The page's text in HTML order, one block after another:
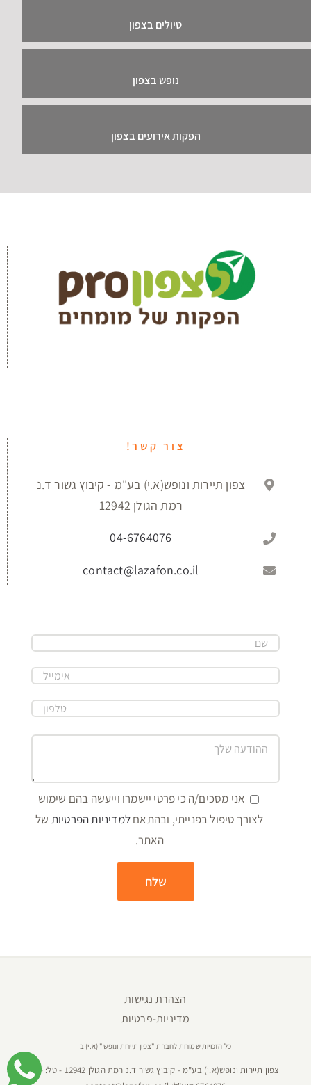
טיולים בצפון
נופש בצפון
הפקות אירועים בצפון
צור קשר!
צפון תיירות ונופש(א.י) בע"מ - קיבוץ גשור ד.נ
רמת הגולן 12942
04-6764076
contact@lazafon.co.il
אני מסכים/ה כי פרטי יישמרו וייעשה בהם שימוש
לצורך טיפול בפנייתי, ובהתאםלמדיניות הפרטיות של
האתר.
הצהרת נגישות
מדיניות-פרטיות
כל הזכויות שמורות לחברת "צפון תיירות ונופש" (א.י) ב
צפון תיירות ונופש(א.י) בע"מ - קיבוץ גשור ד.נ רמת הגולן 12942 - טל:
04-